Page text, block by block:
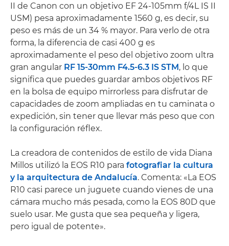
II de Canon con un objetivo EF 24-105mm f/4L IS II
USM) pesa aproximadamente 1560 g, es decir, su
peso es más de un 34 % mayor. Para verlo de otra
forma, la diferencia de casi 400 g es
aproximadamente el peso del objetivo zoom ultra
gran angular RF 15-30mm F4.5-6.3 IS STM, lo que
significa que puedes guardar ambos objetivos RF
en la bolsa de equipo mirrorless para disfrutar de
capacidades de zoom ampliadas en tu caminata o
expedición, sin tener que llevar más peso que con
la configuración réflex.
La creadora de contenidos de estilo de vida Diana
Millos utilizó la EOS R10 para fotografiar la cultura
y la arquitectura de Andalucía. Comenta: «La EOS
R10 casi parece un juguete cuando vienes de una
cámara mucho más pesada, como la EOS 80D que
suelo usar. Me gusta que sea pequeña y ligera,
pero igual de potente».